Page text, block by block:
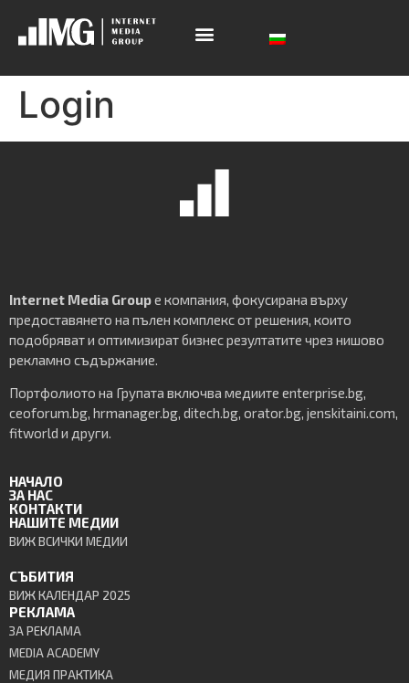
Login
Internet Media Groupе компания, фокусирана върху
предоставянето на пълен комплекс от решения, които
подобряват и оптимизират бизнес резултатите чрез нишово
рекламно съдържание.
Портфолиото на Групата включва медиите enterprise.bg,
ceoforum.bg, hrmanager.bg, ditech.bg, orator.bg, jenskitaini.com,
fitworld и други.
НАЧАЛО
ЗА НАС
КОНТАКТИ
НАШИТЕ МЕДИИ
ВИЖ ВСИЧКИ МЕДИИ
СЪБИТИЯ
ВИЖ КАЛЕНДАР 2025
РЕКЛАМА
ЗА РЕКЛАМА
MEDIA ACADEMY
МЕДИЯ ПРАКТИКА